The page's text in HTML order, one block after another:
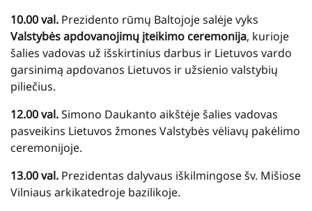
10.00 val. Prezidento rūmų Baltojoje salėje vyks
Valstybės apdovanojimų įteikimo ceremonija, kurioje
šalies vadovas už išskirtinius darbus ir Lietuvos vardo
garsinimą apdovanos Lietuvos ir užsienio valstybių
piliečius.
12.00 val.Simono Daukanto aikštėje šalies vadovas
pasveikins Lietuvos žmones Valstybės vėliavų pakėlimo
ceremonijoje.
13.00 val. Prezidentas dalyvaus iškilmingose šv. Mišiose
Vilniaus arkikatedroje bazilikoje.